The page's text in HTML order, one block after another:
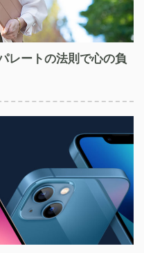
レートの法則で心の負